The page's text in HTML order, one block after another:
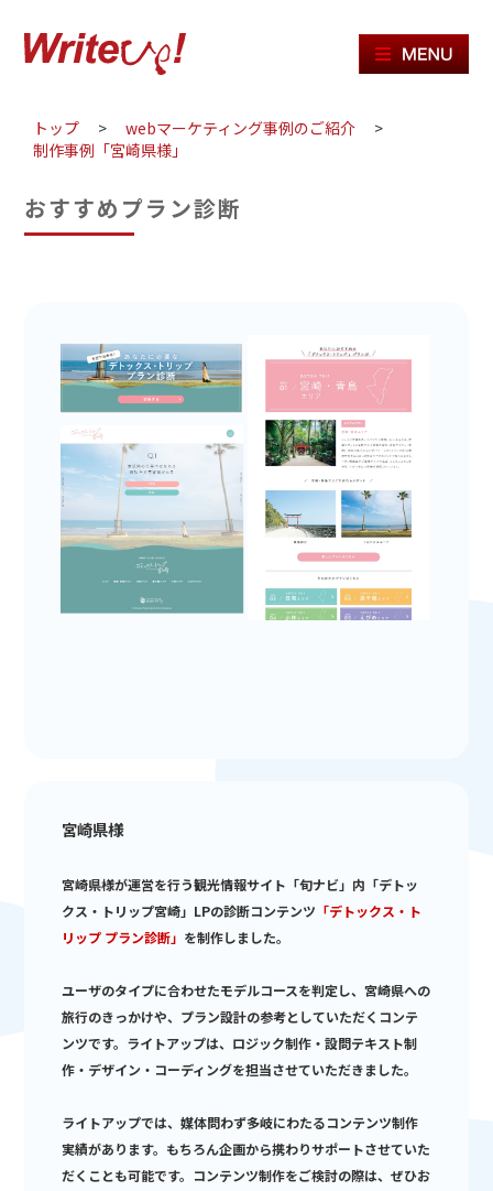
トップ > webマーケティング事例のご紹介
>
制作事例「宮崎県様」
おすすめプラン診断
宮崎県様
宮崎県様が運営を行う観光情報サイト「旬ナビ」内「デトッ
クス・トリップ宮崎」LPの診断コンテンツ 「デトックス・ト
リップ プラン診断」 を制作しました。
ユーザのタイプに合わせたモデルコースを判定し、宮崎県への
旅行のきっかけや、プラン設計の参考としていただくコンテ
ンツです。ライトアップは、ロジック制作・設問テキスト制
作・デザイン・コーディングを担当させていただきました。
ライトアップでは、媒体問わず多岐にわたるコンテンツ制作
実績があります。もちろん企画から携わりサポートさせていた
だくことも可能です。コンテンツ制作をご検討の際は、ぜひお